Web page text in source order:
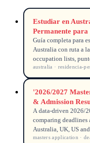
Estudiar en
Permanente
Guía completa para
Australia con ruta a
occupation lists,
australia · residencia-
'2026/2027
& Admission
A data-driven 2026/
comparing deadlines
Australia, UK, US
priority rounds, key
masters application ·